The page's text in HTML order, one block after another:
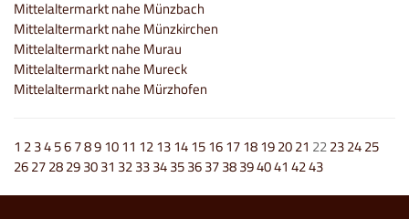
Mittelaltermarkt nahe Münzbach
Mittelaltermarkt nahe Münzkirchen
Mittelaltermarkt nahe Murau
Mittelaltermarkt nahe Mureck
Mittelaltermarkt nahe Mürzhofen
1 234567891011 12131415161718192021 22232425
262728293031 32333435363738394041 4243